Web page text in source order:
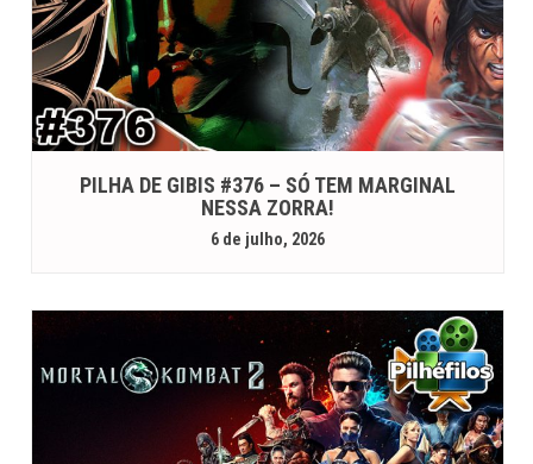
PILHA DE GIBIS #376 – SÓ TEM MARGINAL
NESSA ZORRA!
6 de julho, 2026